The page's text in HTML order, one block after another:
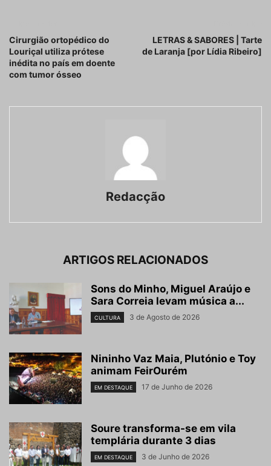
Cirurgião ortopédico do
Louriçal utiliza prótese
inédita no país em doente
com tumor ósseo
LETRAS & SABORES | Tarte
de Laranja [por Lídia Ribeiro]
Redacção
ARTIGOS RELACIONADOS
Sons do Minho, Miguel Araújo e
Sara Correia levam música a...
CULTURA 3 de Agosto de 2026
Nininho Vaz Maia, Plutónio e Toy
animam FeirOurém
EM DESTAQUE 17 de Junho de 2026
Soure transforma-se em vila
templária durante 3 dias
EM DESTAQUE 3 de Junho de 2026